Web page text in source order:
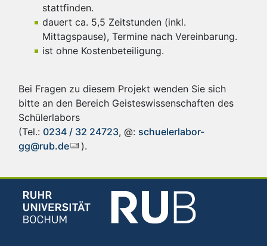
stattfinden.
dauert ca. 5,5 Zeitstunden (inkl.
Mittagspause), Termine nach Vereinbarung.
ist ohne Kostenbeteiligung.
Bei Fragen zu diesem Projekt wenden Sie sich
bitte an den Bereich Geisteswissenschaften des
Schülerlabors
(Tel.: 0234 / 32 24723, @: schuelerlabor-
gg@rub.de
).